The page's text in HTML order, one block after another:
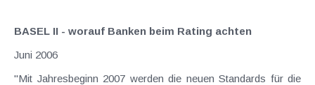
BASEL II - worauf Banken beim Rating achten
Juni 2006
"Mit Jahresbeginn 2007 werden die neuen Standards für die